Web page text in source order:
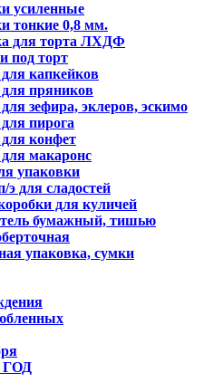
усиленные
тонкие 0,8 мм.
для торта ЛХДФ
под торт
капкейков
пряников
зефира, эклеров, эскимо
пирога
конфет
макаронс
упаковки
для сладостей
для куличей
бумажный, тишью
упаковка, сумки